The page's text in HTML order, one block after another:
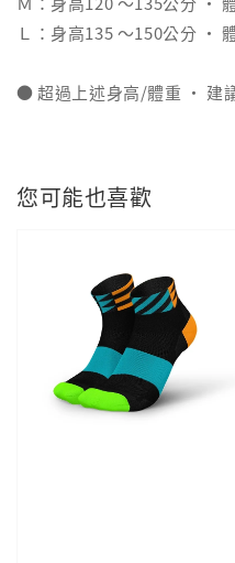
Ｌ：身高135 ～150公分 ‧
● 超過上述身高/體重 ‧ 建
您可能也喜歡